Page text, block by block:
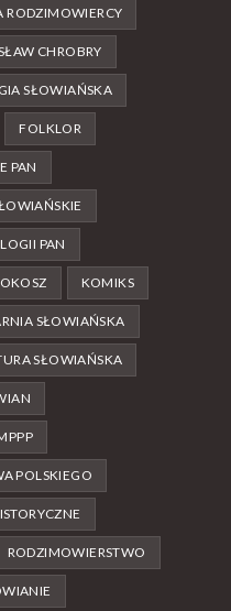
RODZIMOWIERCY
CHROBRY
SŁOWIAŃSKA
FOLKLOR
PAN
PAN
KOMIKS
SŁOWIAŃSKA
SŁOWIAŃSKA
POLSKIEGO
RODZIMOWIERSTWO